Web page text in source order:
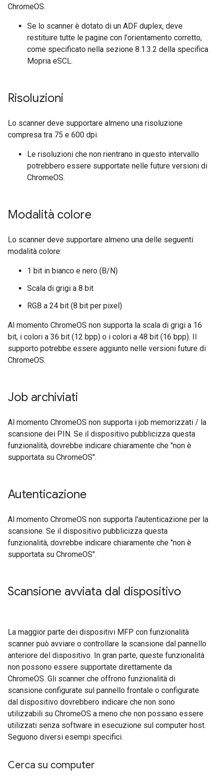
ChromeOS.
Se lo scanner è dotato di un ADF duplex, deve
restituire tutte le pagine con l'orientamento corretto,
come specificato nella sezione 8.1.3.2 della specifica
Mopria eSCL.
Risoluzioni
Lo scanner deve supportare almeno una risoluzione
compresa tra 75 e 600 dpi.
Le risoluzioni che non rientrano in questo intervallo
potrebbero essere supportate nelle future versioni di
ChromeOS.
Modalità colore
Lo scanner deve supportare almeno una delle seguenti
modalità colore:
1 bit in bianco e nero (B/N)
Scala di grigi a 8 bit
RGB a 24 bit (8 bit per pixel)
Al momento ChromeOS non supporta la scala di grigi a 16
bit, i colori a 36 bit (12 bpp) o i colori a 48 bit (16 bpp). Il
supporto potrebbe essere aggiunto nelle versioni future di
ChromeOS.
Job archiviati
Al momento ChromeOS non supporta i job memorizzati / la
scansione dei PIN. Se il dispositivo pubblicizza questa
funzionalità, dovrebbe indicare chiaramente che "non è
supportata su ChromeOS".
Autenticazione
Al momento ChromeOS non supporta l'autenticazione per la
scansione. Se il dispositivo pubblicizza questa
funzionalità, dovrebbe indicare chiaramente che "non è
supportata su ChromeOS".
Scansione avviata dal dispositivo
La maggior parte dei dispositivi MFP con funzionalità
scanner può avviare o controllare la scansione dal pannello
anteriore del dispositivo. In gran parte, queste funzionalità
non possono essere supportate direttamente da
ChromeOS. Gli scanner che offrono funzionalità di
scansione configurate sul pannello frontale o configurate
dal dispositivo dovrebbero indicare che non sono
utilizzabili su ChromeOS a meno che non possano essere
utilizzati senza software in esecuzione sul computer host.
Seguono diversi esempi specifici.
Cerca su computer